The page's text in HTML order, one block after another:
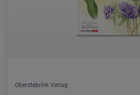
Oberstebrink Verlag